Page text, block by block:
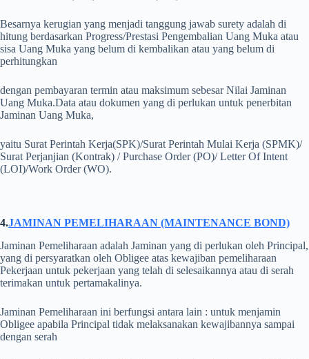
Besarnya kerugian yang menjadi tanggung jawab surety adalah di
hitung berdasarkan Progress/Prestasi Pengembalian Uang Muka atau
sisa Uang Muka yang belum di kembalikan atau yang belum di
perhitungkan
dengan pembayaran termin atau maksimum sebesar Nilai Jaminan
Uang Muka.Data atau dokumen yang di perlukan untuk penerbitan
Jaminan Uang Muka,
yaitu Surat Perintah Kerja(SPK)/Surat Perintah Mulai Kerja (SPMK)/
Surat Perjanjian (Kontrak) / Purchase Order (PO)/ Letter Of Intent
(LOI)/Work Order (WO).
4.JAMINAN PEMELIHARAAN (MAINTENANCE BOND)
Jaminan Pemeliharaan adalah Jaminan yang di perlukan oleh Principal,
yang di persyaratkan oleh Obligee atas kewajiban pemeliharaan
Pekerjaan untuk pekerjaan yang telah di selesaikannya atau di serah
terimakan untuk pertamakalinya.
Jaminan Pemeliharaan ini berfungsi antara lain : untuk menjamin
Obligee apabila Principal tidak melaksanakan kewajibannya sampai
dengan serah